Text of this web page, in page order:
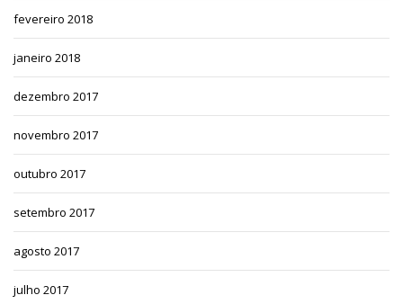
fevereiro 2018
janeiro 2018
dezembro 2017
novembro 2017
outubro 2017
setembro 2017
agosto 2017
julho 2017